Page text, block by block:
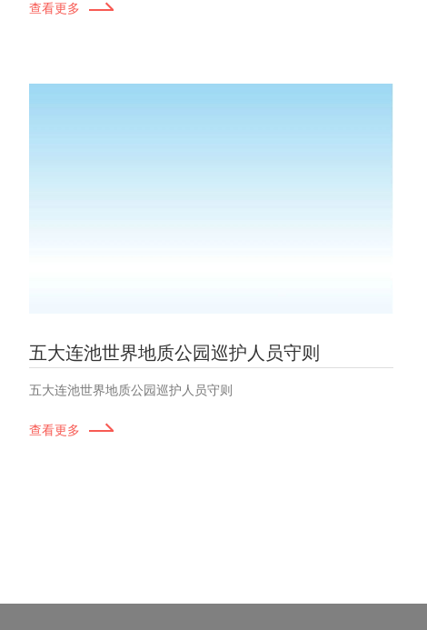
查看更多
五大连池世界地质公园巡护人员守则
五大连池世界地质公园巡护人员守则
查看更多